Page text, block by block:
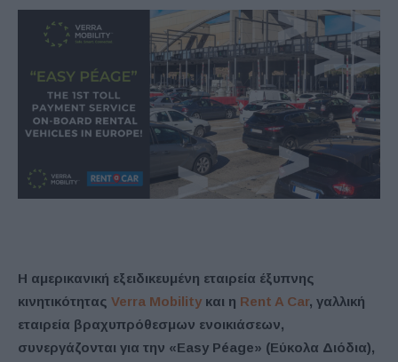
Η αμερικανική εξειδικευμένη εταιρεία έξυπνης
κινητικότητας Verra Mobility και η Rent A Car, γαλλική
εταιρεία βραχυπρόθεσμων ενοικιάσεων,
συνεργάζονται για την «Easy Péage» (Εύκολα Διόδια),